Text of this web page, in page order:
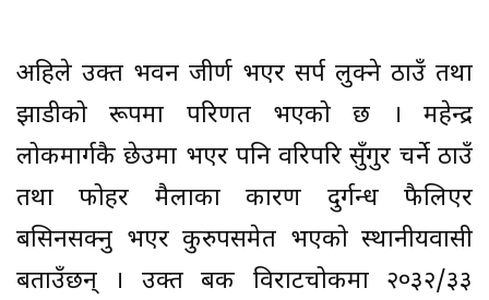
अहिले उक्त भवन जीर्ण भएर सर्प लुक्ने ठाउँ तथा
झाडीको रूपमा परिणत भएको छ । महेन्द्र
लोकमार्गकै छेउमा भएर पनि वरिपरि सुँगुर चर्ने ठाउँ
तथा फोहर मैलाका कारण दुर्गन्ध फैलिएर
बसिनसक्नु भएर कुरुपसमेत भएको स्थानीयवासी
बताउँछन् । उक्त बैंक विराटचोकमा २०३२/३३